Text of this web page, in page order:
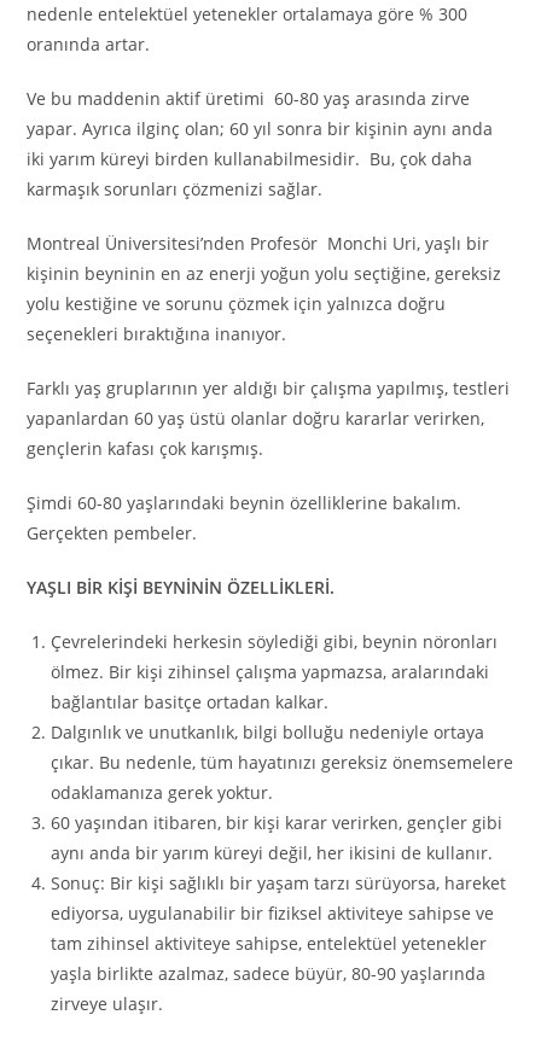
nedenle entelektüel yetenekler ortalamaya göre % 300
oranında artar.
Ve bu maddenin aktif üretimi 60-80 yaş arasında zirve
yapar. Ayrıca ilginç olan; 60 yıl sonra bir kişinin aynı anda
iki yarım küreyi birden kullanabilmesidir. Bu, çok daha
karmaşık sorunları çözmenizi sağlar.
Montreal Üniversitesi’nden Profesör Monchi Uri, yaşlı bir
kişinin beyninin en az enerji yoğun yolu seçtiğine, gereksiz
yolu kestiğine ve sorunu çözmek için yalnızca doğru
seçenekleri bıraktığına inanıyor.
Farklı yaş gruplarının yer aldığı bir çalışma yapılmış, testleri
yapanlardan 60 yaş üstü olanlar doğru kararlar verirken,
gençlerin kafası çok karışmış.
Şimdi 60-80 yaşlarındaki beynin özelliklerine bakalım.
Gerçekten pembeler.
YAŞLI BİR KİŞİ BEYNİNİN ÖZELLİKLERİ.
Çevrelerindeki herkesin söylediği gibi, beynin nöronları
ölmez. Bir kişi zihinsel çalışma yapmazsa, aralarındaki
bağlantılar basitçe ortadan kalkar.
Dalgınlık ve unutkanlık, bilgi bolluğu nedeniyle ortaya
çıkar. Bu nedenle, tüm hayatınızı gereksiz önemsemelere
odaklamanıza gerek yoktur.
60 yaşından itibaren, bir kişi karar verirken, gençler gibi
aynı anda bir yarım küreyi değil, her ikisini de kullanır.
Sonuç: Bir kişi sağlıklı bir yaşam tarzı sürüyorsa, hareket
ediyorsa, uygulanabilir bir fiziksel aktiviteye sahipse ve
tam zihinsel aktiviteye sahipse, entelektüel yetenekler
yaşla birlikte azalmaz, sadece büyür, 80-90 yaşlarında
zirveye ulaşır.